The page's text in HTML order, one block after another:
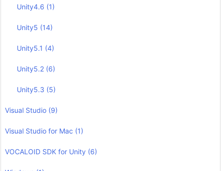
Unity4.6 (1)
Unity5 (14)
Unity5.1 (4)
Unity5.2 (6)
Unity5.3 (5)
Visual Studio (9)
Visual Studio for Mac (1)
VOCALOID SDK for Unity (6)